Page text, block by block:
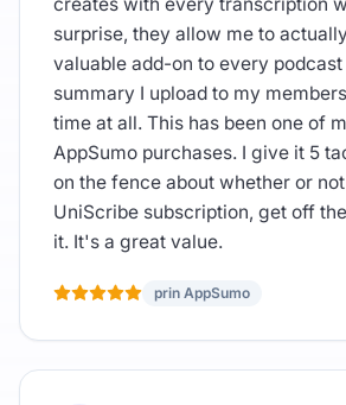
surprise, they allow me to
valuable add-on to every
summary I upload to my
time at all. This has been one of
AppSumo purchases. I give it 5
on the fence about whether or
UniScribe subscription, get off
it. It's a great value.
prin AppSumo